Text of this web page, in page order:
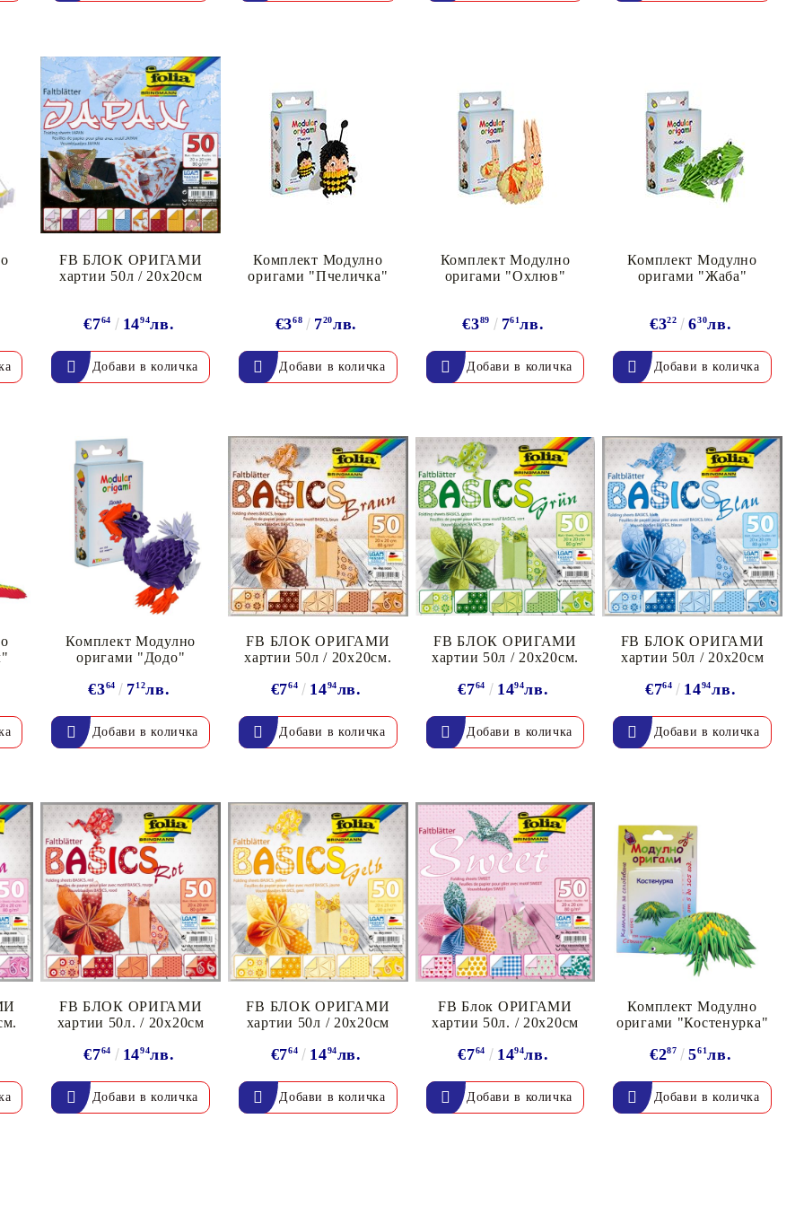
Моят профил
Вход Регистрация
И ПЕЧАТИ ЗА
ПЕЧАТИ И
ВОСЪК И ЦВЕТНИ
ХАРТИИ, ЗАГОТОВКИ ЗА
КАРТИЧКИ, ПЛИКОВЕ
Пликове и комплекти заготовки за
картички
Перлени , Металик , Брокат картони и
хартии
Креативни и ръчни картони и хартии
Креп, тишу, деко велпапе и др.
Цветен и фигурален паус
ЕМБОСИНГ / РЕЛЕФ ТЕХНИКА
Техника - Топъл ембос
Шаблони за релеф и оцветяване с
мастила
FB БЛОК ОРИГАМИ
хартии 50л / 20х20см
€764 1494лв.
Комплект Модулно
оригами "Пчеличка"
€368 720лв.
Комплект Модулно
оригами "Охлюв"
€389 761лв.
Комплект Модулно
оригами "Жаба"
€322 630лв.
Комплект Модулно
оригами "Додо"
€364 712лв.
FB БЛОК ОРИГАМИ
хартии 50л / 20х20см.
€764 1494лв.
FB БЛОК ОРИГАМИ
хартии 50л / 20х20см.
€764 1494лв.
FB БЛОК ОРИГАМИ
хартии 50л / 20х20см
€764 1494лв.
FB БЛОК ОРИГАМИ
хартии 50л. / 20х20см
€764 1494лв.
FB БЛОК ОРИГАМИ
хартии 50л / 20х20см
€764 1494лв.
FB Блок ОРИГАМИ
хартии 50л. / 20х20см
€764 1494лв.
Комплект Модулно
оригами "Костенурка"
€287 561лв.